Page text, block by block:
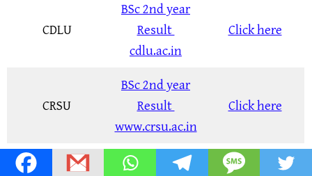
CDLU
BSc 2nd year
Result
cdlu.ac.in
Click here
CRSU
BSc 2nd year
Result
www.crsu.ac.in
Click here
BSc 2nd year